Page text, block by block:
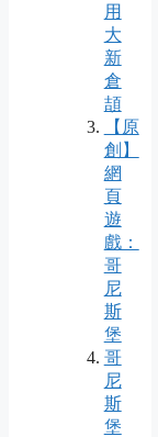
用
大
新
倉
頡
【原
創】
網
頁
遊
戲：
哥
尼
斯
堡
哥
尼
斯
堡